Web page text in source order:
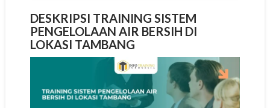
DESKRIPSI TRAINING SISTEM
PENGELOLAAN AIR BERSIH DI
LOKASI TAMBANG